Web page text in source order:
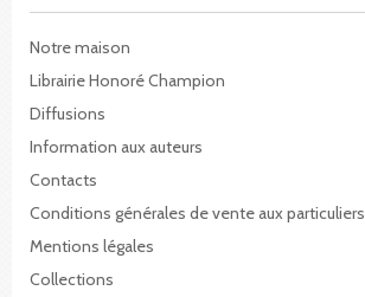
Notre maison
Librairie Honoré Champion
Diffusions
Information aux auteurs
Contacts
Conditions générales de vente aux particuliers
Mentions légales
Collections